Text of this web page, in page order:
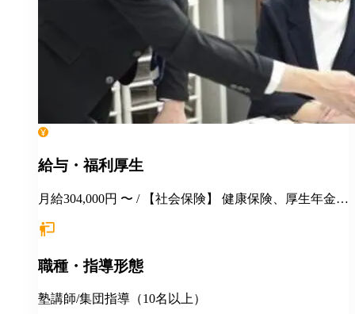
給与・福利厚生
月給304,000円 〜 / 【社会保険】 健康保険、厚生年金保
■季節講習報奨金 ■各種優待、割引 ■健康診断 ■長短貸
用制度 ＜＜地方からの応募も大歓迎！＞＞ ◎説明会・
・住居の斡旋 ・引越し費用一部補助（25～35万円迄）
職種・指導形態
塾講師/集団指導（10名以上）